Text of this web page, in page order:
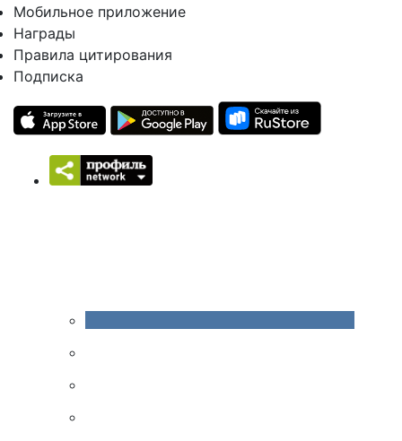
Мобильное приложение
Награды
Правила цитирования
Подписка